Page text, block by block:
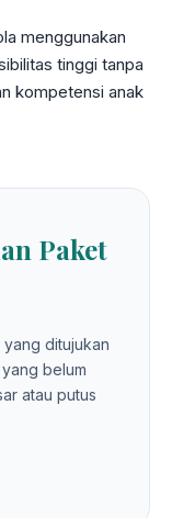
menggunakan
tinggi tanpa
kompetensi anak
Paket
ditujukan
belum
atau putus